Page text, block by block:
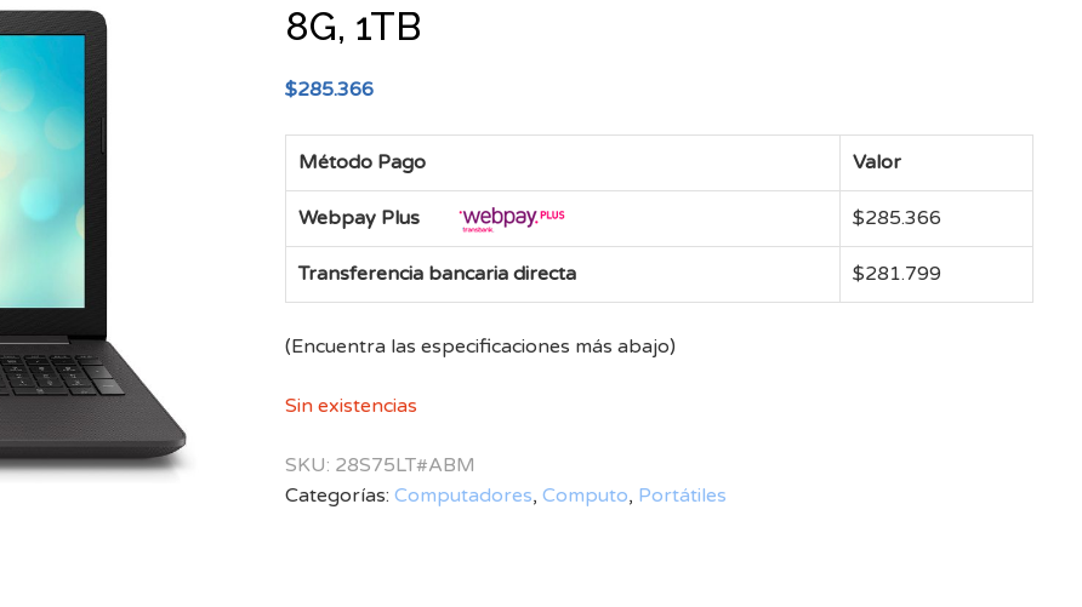
8G, 1TB
$285.366
Método Pago Valor
Webpay Plus $285.366
Transferencia bancaria directa $281.799
(Encuentra las especificaciones más abajo)
Sin existencias
SKU: 28S75LT#ABM
Categorías: Computadores, Computo, Portátiles